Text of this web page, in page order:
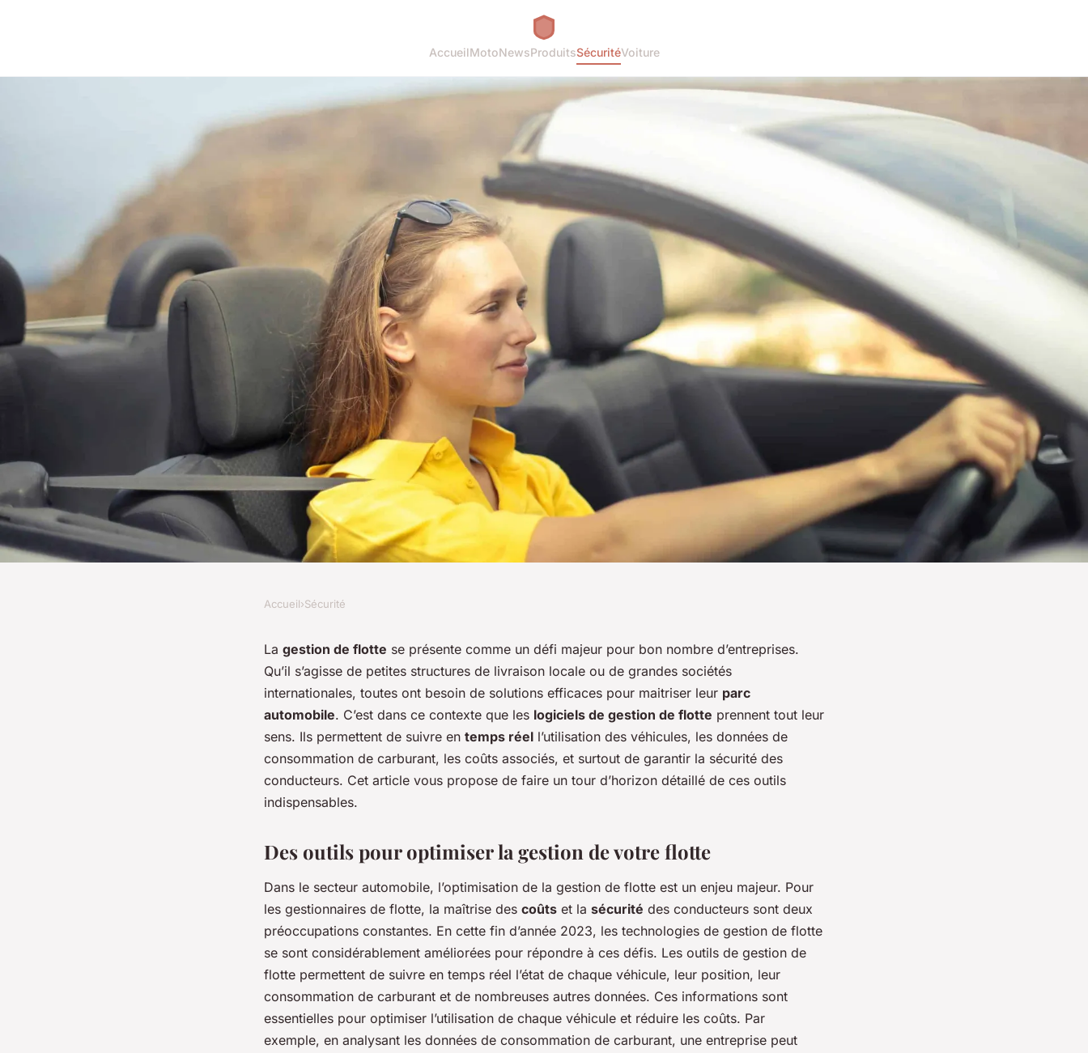
AccueilMotoNewsProduitsSécuritéVoiture
Les systèmes de gestion de flotte pour
une meilleure sécurité et efficacité des
véhicules commerciaux
Accueil›Sécurité
La gestion de flotte se présente comme un défi majeur pour bon nombre d’entreprises.
Qu’il s’agisse de petites structures de livraison locale ou de grandes sociétés
internationales, toutes ont besoin de solutions efficaces pour maitriser leur parc
automobile. C’est dans ce contexte que les logiciels de gestion de flotte prennent tout leur
sens. Ils permettent de suivre en temps réel l’utilisation des véhicules, les données de
consommation de carburant, les coûts associés, et surtout de garantir la sécurité des
conducteurs. Cet article vous propose de faire un tour d’horizon détaillé de ces outils
indispensables.
Des outils pour optimiser la gestion de votre flotte
Dans le secteur automobile, l’optimisation de la gestion de flotte est un enjeu majeur. Pour
les gestionnaires de flotte, la maîtrise des coûts et la sécurité des conducteurs sont deux
préoccupations constantes. En cette fin d’année 2023, les technologies de gestion de flotte
se sont considérablement améliorées pour répondre à ces défis. Les outils de gestion de
flotte permettent de suivre en temps réel l’état de chaque véhicule, leur position, leur
consommation de carburant et de nombreuses autres données. Ces informations sont
essentielles pour optimiser l’utilisation de chaque véhicule et réduire les coûts. Par
exemple, en analysant les données de consommation de carburant, une entreprise peut